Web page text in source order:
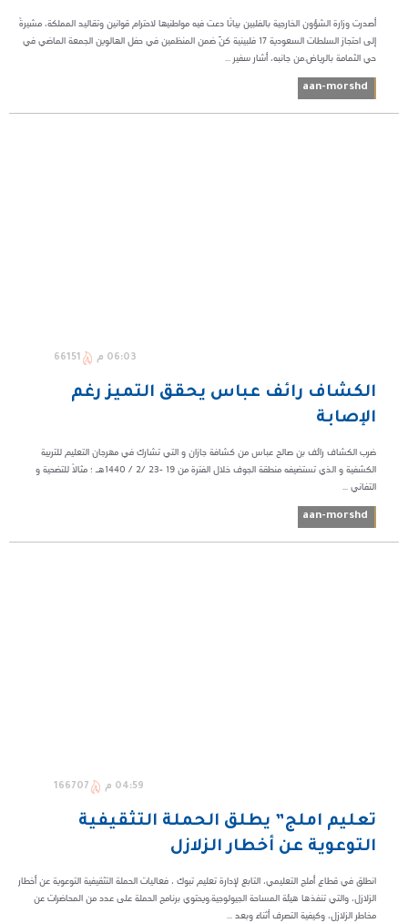
أصدرت وزارة الشؤون الخارجية بالفلبين بيانًا دعت فيه مواطنيها لاحترام قوانين وتقاليد المملكة، مشيرةً
إلى احتجاز السلطات السعودية 17 فلبينية كنّ ضمن المنظمين في حفل الهالوين الجمعة الماضي في
حي الثمامة بالرياض.من جانبه، أشار سفير ...
aan-morshd
06:03 م 66151
الكشاف رائف عباس يحقق التميز رغم
الإصابة
ضرب الكشاف رائف بن صالح عباس من كشافة جازان و التي تشارك في مهرجان التعليم للتربية
الكشفية و الذي تستضيفه منطقة الجوف خلال الفترة من 19 -23 /2 / 1440هـ ؛ مثالاً للتضحية و
التفاني ...
aan-morshd
04:59 م 166707
تعليم املج” يطلق الحملة التثقيفية
التوعوية عن أخطار الزلازل
انطلق في قطاع أملج التعليمي، التابع لإدارة تعليم تبوك ، فعاليات الحملة التثقيفية التوعوية عن أخطار
الزلازل، والتي تنفذها هيئة المساحة الجيولوجية.ويحتوي برنامج الحملة على عدد من المحاضرات عن
مخاطر الزلازل، وكيفية التصرف أثناء وبعد ...